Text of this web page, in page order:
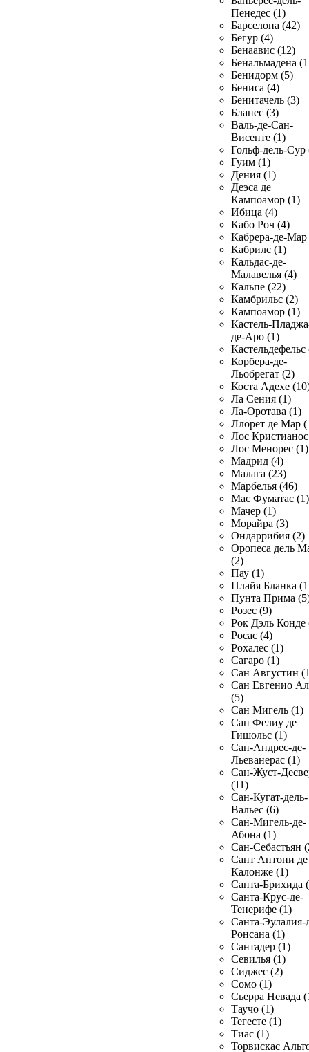
Пенедес (1)
Барселона (42)
Бегур (4)
Бенаавис (12)
Бенальмадена
Бенидорм (5)
Бениса (4)
Бенитачель (3)
Бланес (3)
Валь-де-Сан-
Висенте (1)
Гольф-дель-Сур
Гуим (1)
Дения (1)
Деэса де
Кампоамор (1)
Ибица (4)
Кабо Роч (4)
Кабрера-де-Мар
Кабрилс (1)
Кальдас-де-
Малавелья (4)
Кальпе (22)
Камбрильс (2)
Кампоамор (1)
Кастель-
де-Аро (1)
Кастельдефельс
Корбера-де-
Льобрегат (2)
Коста Адехе
Ла Сения (1)
Ла-Оротава (1)
Ллорет де Мар
Лос
Лос Менорес (1)
Мадрид (4)
Малага (23)
Марбелья (46)
Мас Фуматас (1)
Мачер (1)
Морайра (3)
Ондаррибия (2)
Оропеса дель
(2)
Пау (1)
Плайя Бланка
Пунта Прима
Розес (9)
Рок Дэль Конде
Росас (4)
Рохалес (1)
Сагаро (1)
Сан Августин
Сан Евгенио
(5)
Сан Мигель (1)
Сан Фелиу де
Гишольс (1)
Сан-Андрес-де-
Льеванерас (1)
Сан-Жуст-
(11)
Сан-Кугат-дель-
Вальес (6)
Сан-Мигель-де-
Абона (1)
Сан-Себастьян
Сант Антони де
Калонже (1)
Санта-Брихида
Санта-Крус-де-
Тенерифе (1)
Санта-Эулалия-
Ронсана (1)
Сантадер (1)
Севилья (1)
Сиджес (2)
Сомо (1)
Сьерра Невада
Таучо (1)
Тегесте (1)
Тиас (1)
Торвискас